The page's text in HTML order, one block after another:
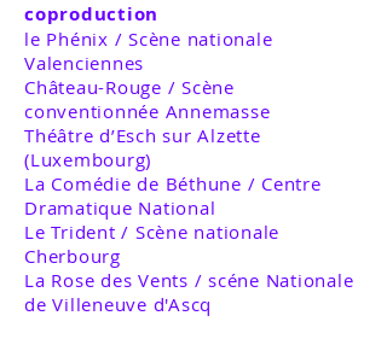
coproduction
le Phénix / Scène nationale
Valenciennes
Château-Rouge / Scène
conventionnée Annemasse
Théâtre d’Esch sur Alzette
(Luxembourg)
La Comédie de Béthune / Centre
Dramatique National
Le Trident / Scène nationale
Cherbourg
La Rose des Vents / scéne Nationale
de Villeneuve d'Ascq